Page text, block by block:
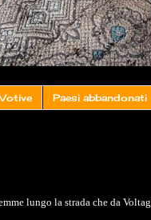
Paesi abbandonati
lungo la strada che da